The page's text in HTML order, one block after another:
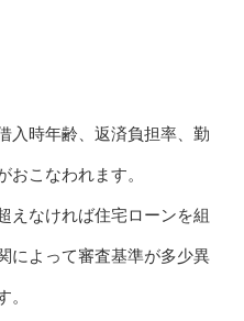
入時年齢、返済負担率、勤
おこなわれます。
えなければ住宅ローンを組
によって審査基準が多少異
。